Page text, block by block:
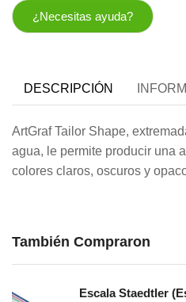
¿Necesitas ayuda?
DESCRIPCIÓN
ArtGraf Tailor Shape,
agua, le permite producir una
colores claros, oscuros y
También Compraron
Escala Staedtler